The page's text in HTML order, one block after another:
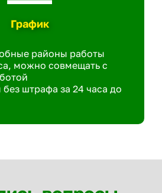
График
районы работы
можно совмещать с
штрафа за 24 часа до